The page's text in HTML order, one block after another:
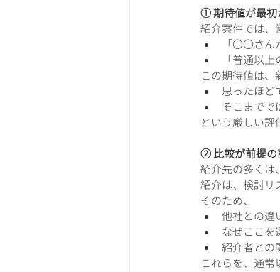
① 期待値が最初
紹介案件では、
「〇〇さ
「普通以
この期待値は、
思ったほど
そこまでで
という厳しい評
② 比較が前提の
紹介先の多くは
紹介は、検討リ
そのため、
他社との違
なぜここを
紹介者との
これらを、通常